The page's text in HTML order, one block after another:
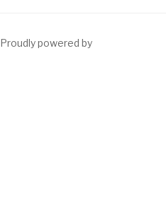
Proudly powered by